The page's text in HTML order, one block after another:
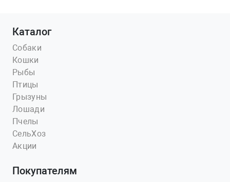
Каталог
Собаки
Кошки
Рыбы
Птицы
Грызуны
Лошади
Пчелы
СельХоз
Акции
Покупателям